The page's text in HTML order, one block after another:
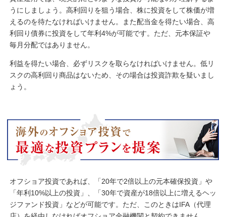
うにしましょう。高利回りを狙う場合、株に投資をして株価が増
えるのを待たなければいけません。また配当金を得たい場合、高
利回り債券に投資をして年利4%が可能です。ただ、元本保証や
毎月分配ではありません。
利益を得たい場合、必ずリスクを取らなければいけません。低リ
スクの高利回り商品はないため、その場合は投資詐欺を疑いまし
ょう。
オフショア投資であれば、「20年で2倍以上の元本確保投資」や
「年利10%以上の投資」、「30年で資産が18倍以上に増えるヘッ
ジファンド投資」などが可能です。ただ、このときはIFA（代理